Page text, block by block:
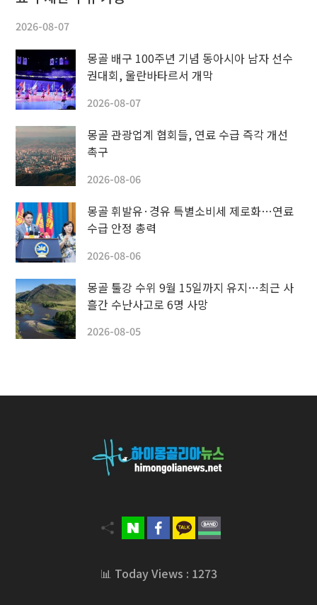
2026-08-07
몽골 배구 100주년 기념 동아시아 남자 선수
권대회, 울란바타르서 개막
2026-08-07
몽골 관광업계 협회들, 연료 수급 즉각 개선
촉구
2026-08-06
몽골 휘발유·경유 특별소비세 제로화…연료
수급 안정 총력
2026-08-06
몽골 툴강 수위 9월 15일까지 유지…최근 사
흘간 수난사고로 6명 사망
2026-08-05
📊 Today Views : 1273